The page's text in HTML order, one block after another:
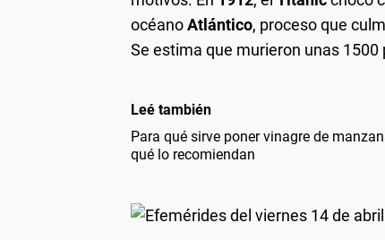
océanoAtlántico, proceso que
Se estima que murieron unas 1500
Leé también
Para qué sirve poner vinagre de
qué lo recomiendan